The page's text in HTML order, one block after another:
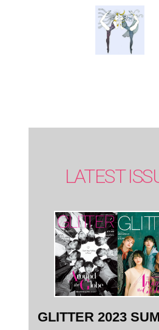
Muse
【GLITTER
2023
LATEST
GLITTER 2023